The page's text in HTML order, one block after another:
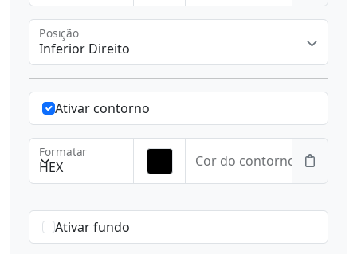
Inferior Direito
Posição
Ativar contorno
HEX
Formatar
Cor do contorno
Ativar fundo